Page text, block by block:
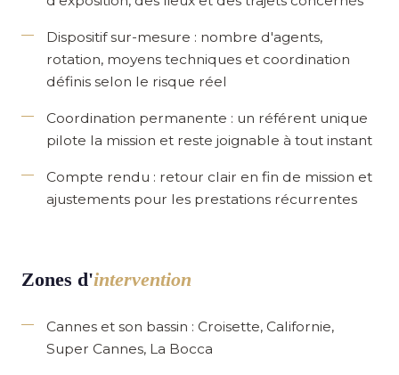
Dispositif sur-mesure : nombre d'agents,
rotation, moyens techniques et coordination
définis selon le risque réel
Coordination permanente : un référent unique
pilote la mission et reste joignable à tout instant
Compte rendu : retour clair en fin de mission et
ajustements pour les prestations récurrentes
Zones d'intervention
Cannes et son bassin : Croisette, Californie,
Super Cannes, La Bocca